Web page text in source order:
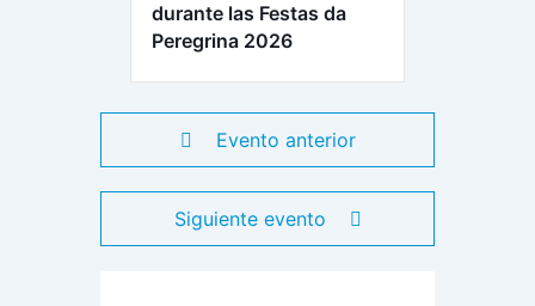
durante las Festas da
Peregrina 2026
Evento anterior
Siguiente evento